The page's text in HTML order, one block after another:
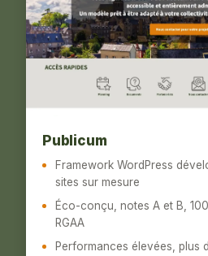
Publicum
Framework WordPress
sites sur mesure
Éco-conçu, notes A et B,
RGAA
Performances élevées, plus